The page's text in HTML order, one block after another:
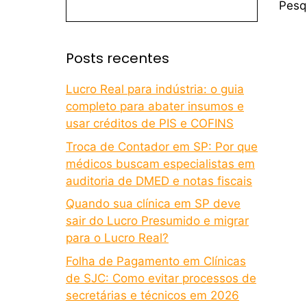
Posts recentes
Lucro Real para indústria: o guia
completo para abater insumos e
usar créditos de PIS e COFINS
Troca de Contador em SP: Por que
médicos buscam especialistas em
auditoria de DMED e notas fiscais
Quando sua clínica em SP deve
sair do Lucro Presumido e migrar
para o Lucro Real?
Folha de Pagamento em Clínicas
de SJC: Como evitar processos de
secretárias e técnicos em 2026